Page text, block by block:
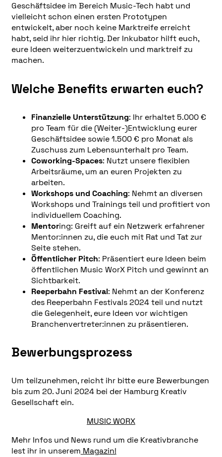
Geschäftsidee im Bereich Music-Tech habt und
vielleicht schon einen ersten Prototypen
entwickelt, aber noch keine Marktreife erreicht
habt, seid ihr hier richtig. Der Inkubator hilft euch,
eure Ideen weiterzuentwickeln und marktreif zu
machen.
Welche Benefits erwarten euch?
Finanzielle Unterstützung: Ihr erhaltet 5.000 €
pro Team für die (Weiter-)Entwicklung eurer
Geschäftsidee sowie 1.500 € pro Monat als
Zuschuss zum Lebensunterhalt pro Team.
Coworking-Spaces: Nutzt unsere flexiblen
Arbeitsräume, um an euren Projekten zu
arbeiten.
Workshops und Coaching: Nehmt an diversen
Workshops und Trainings teil und profitiert von
individuellem Coaching.
Mentoring: Greift auf ein Netzwerk erfahrener
Mentor:innen zu, die euch mit Rat und Tat zur
Seite stehen.
Öffentlicher Pitch: Präsentiert eure Ideen beim
öffentlichen Music WorX Pitch und gewinnt an
Sichtbarkeit.
Reeperbahn Festival: Nehmt an der Konferenz
des Reeperbahn Festivals 2024 teil und nutzt
die Gelegenheit, eure Ideen vor wichtigen
Branchenvertreter:innen zu präsentieren.
Bewerbungsprozess
Um teilzunehmen, reicht ihr bitte eure Bewerbungen
bis zum 20. Juni 2024 bei der Hamburg Kreativ
Gesellschaft ein.
MUSIC WORX
Mehr Infos und News rund um die Kreativbranche
lest ihr in unserem Magazin!